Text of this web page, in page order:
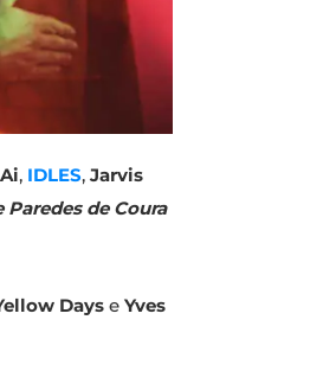
, IDLES, Jarvis
Paredes de Coura
Days e Yves